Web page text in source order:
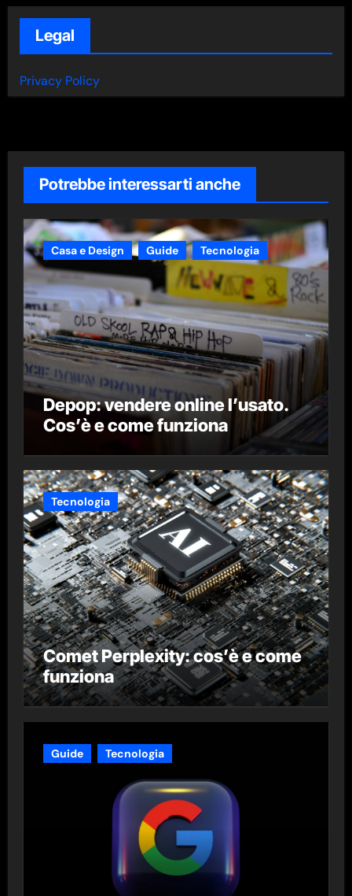
Legal
Privacy Policy
Potrebbe interessarti anche
Casa e Design Guide Tecnologia
Depop: vendere online l’usato.
Cos’è e come funziona
Tecnologia
Comet Perplexity: cos’è e come
funziona
Guide Tecnologia